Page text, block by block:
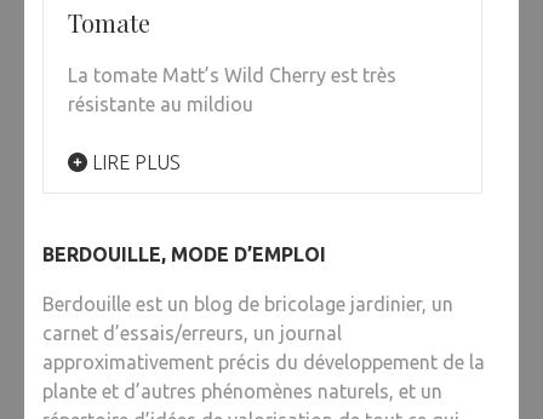
Tomate
La tomate Matt’s Wild Cherry est très
résistante au mildiou
LIRE PLUS
BERDOUILLE, MODE D’EMPLOI
Berdouille est un blog de bricolage jardinier, un
carnet d’essais/erreurs, un journal
approximativement précis du développement de la
plante et d’autres phénomènes naturels, et un